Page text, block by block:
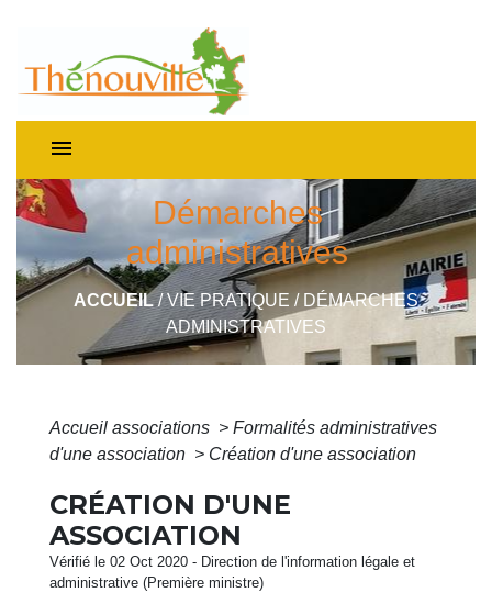
menu
Démarches
administratives
ACCUEIL/VIE PRATIQUE / DÉMARCHES
ADMINISTRATIVES
Accueil associations > Formalités administratives
d'une association > Création d'une association
CRÉATION D'UNE
ASSOCIATION
Vérifié le 02 Oct 2020 - Direction de l'information légale et
administrative (Première ministre)